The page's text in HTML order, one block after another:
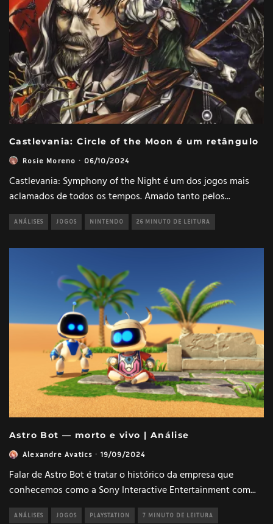
Castlevania: Circle of the Moon é um retângulo
Rosie Moreno · 06/10/2024
Castlevania: Symphony of the Night é um dos jogos mais
aclamados de todos os tempos. Amado tanto pelos...
ANÁLISES JOGOS NINTENDO 26 MINUTO DE LEITURA
Astro Bot — morto e vivo | Análise
Alexandre Avatics · 19/09/2024
Falar de Astro Bot é tratar o histórico da empresa que
conhecemos como a Sony Interactive Entertainment com...
ANÁLISES JOGOS PLAYSTATION 7 MINUTO DE LEITURA